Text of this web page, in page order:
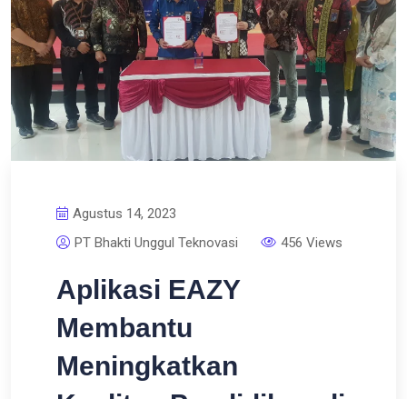
Agustus 14, 2023
PT Bhakti Unggul Teknovasi
456 Views
Aplikasi EAZY
Membantu
Meningkatkan